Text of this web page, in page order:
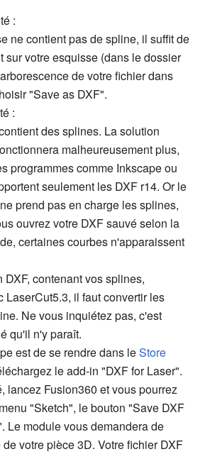
:
ne contient pas de spline, il suffit de
sur votre esquisse (dans le dossier
de votre fichier dans
"Save as DXF".
:
des splines. La solution
malheureusement plus,
programmes comme Inkscape ou
seulement les DXF r14. Or le
prend pas en charge les splines,
ouvrez votre DXF sauvé selon la
certaines courbes n'apparaissent
DXF, contenant vos splines,
LaserCut5.3, il faut convertir les
Ne vous inquiétez pas, c'est
qu'il n'y paraît.
est de se rendre dans leStore
le add-in "DXF for Laser".
lancez Fusion360 et vous pourrez
"Sketch", le bouton "Save DXF
Le module vous demandera de
votre pièce 3D. Votre fichier DXF